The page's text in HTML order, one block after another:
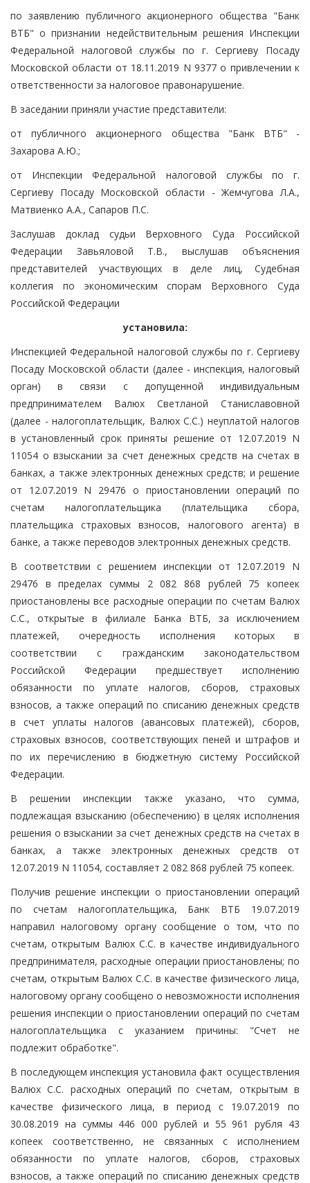
по заявлению публичного акционерного общества "Банк
ВТБ" о признании недействительным решения Инспекции
Федеральной налоговой службы по г. Сергиеву Посаду
Московской области от 18.11.2019 N 9377 о привлечении к
ответственности за налоговое правонарушение.
В заседании приняли участие представители:
от публичного акционерного общества "Банк ВТБ" -
Захарова А.Ю.;
от Инспекции Федеральной налоговой службы по г.
Сергиеву Посаду Московской области - Жемчугова Л.А.,
Матвиенко А.А., Сапаров П.С.
Заслушав доклад судьи Верховного Суда Российской
Федерации Завьяловой Т.В., выслушав объяснения
представителей участвующих в деле лиц, Судебная
коллегия по экономическим спорам Верховного Суда
Российской Федерации
установила:
Инспекцией Федеральной налоговой службы по г. Сергиеву
Посаду Московской области (далее - инспекция, налоговый
орган) в связи с допущенной индивидуальным
предпринимателем Валюх Светланой Станиславовной
(далее - налогоплательщик, Валюх С.С.) неуплатой налогов
в установленный срок приняты решение от 12.07.2019 N
11054 о взыскании за счет денежных средств на счетах в
банках, а также электронных денежных средств; и решение
от 12.07.2019 N 29476 о приостановлении операций по
счетам налогоплательщика (плательщика сбора,
плательщика страховых взносов, налогового агента) в
банке, а также переводов электронных денежных средств.
В соответствии с решением инспекции от 12.07.2019 N
29476 в пределах суммы 2 082 868 рублей 75 копеек
приостановлены все расходные операции по счетам Валюх
С.С., открытые в филиале Банка ВТБ, за исключением
платежей, очередность исполнения которых в
соответствии с гражданским законодательством
Российской Федерации предшествует исполнению
обязанности по уплате налогов, сборов, страховых
взносов, а также операций по списанию денежных средств
в счет уплаты налогов (авансовых платежей), сборов,
страховых взносов, соответствующих пеней и штрафов и
по их перечислению в бюджетную систему Российской
Федерации.
В решении инспекции также указано, что сумма,
подлежащая взысканию (обеспечению) в целях исполнения
решения о взыскании за счет денежных средств на счетах в
банках, а также электронных денежных средств от
12.07.2019 N 11054, составляет 2 082 868 рублей 75 копеек.
Получив решение инспекции о приостановлении операций
по счетам налогоплательщика, Банк ВТБ 19.07.2019
направил налоговому органу сообщение о том, что по
счетам, открытым Валюх С.С. в качестве индивидуального
предпринимателя, расходные операции приостановлены; по
счетам, открытым Валюх С.С. в качестве физического лица,
налоговому органу сообщено о невозможности исполнения
решения инспекции о приостановлении операций по счетам
налогоплательщика с указанием причины: "Счет не
подлежит обработке".
В последующем инспекция установила факт осуществления
Валюх С.С. расходных операций по счетам, открытым в
качестве физического лица, в период с 19.07.2019 по
30.08.2019 на суммы 446 000 рублей и 55 961 рубля 43
копеек соответственно, не связанных с исполнением
обязанности по уплате налогов, сборов, страховых
взносов, а также операций по списанию денежных средств